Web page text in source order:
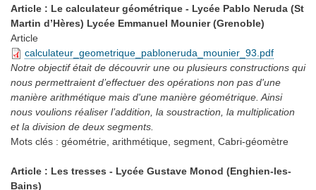
Article : Le calculateur géométrique - Lycée Pablo Neruda (St
Martin d’Hères) Lycée Emmanuel Mounier (Grenoble)
Article
calculateur_geometrique_pabloneruda_mounier_93.pdf
Notre objectif était de découvrir une ou plusieurs constructions qui
nous permettraient d’effectuer des opérations non pas d'une
manière arithmétique mais d'une manière géométrique. Ainsi
nous voulions réaliser l’addition, la soustraction, la multiplication
et la division de deux segments.
Mots clés : géométrie, arithmétique, segment, Cabri-géomètre
Article : Les tresses - Lycée Gustave Monod (Enghien-les-
Bains)